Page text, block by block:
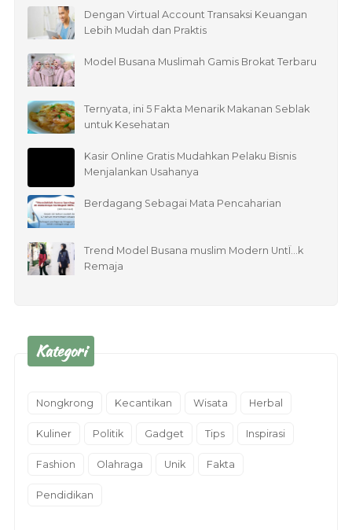
Dengan Virtual Account Transaksi Keuangan
Lebih Mudah dan Praktis
Model Busana Muslimah Gamis Brokat Terbaru
Ternyata, ini 5 Fakta Menarik Makanan Seblak
untuk Kesehatan
Kasir Online Gratis Mudahkan Pelaku Bisnis
Menjalankan Usahanya
Berdagang Sebagai Mata Pencaharian
Trend Model Busana muslim Modern UntÏ…k
Remaja
Kategori
Nongkrong Kecantikan Wisata Herbal
Kuliner Politik Gadget Tips Inspirasi
Fashion Olahraga Unik Fakta
Pendidikan